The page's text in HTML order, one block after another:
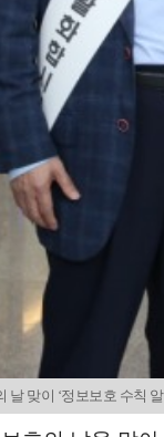
맞이 ‘정보보호 수칙